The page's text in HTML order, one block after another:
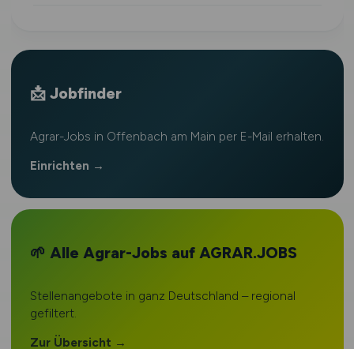
📩 Jobfinder
Agrar-Jobs in Offenbach am Main per E-Mail erhalten.
Einrichten →
🌱 Alle Agrar-Jobs auf AGRAR.JOBS
Stellenangebote in ganz Deutschland – regional
gefiltert.
Zur Übersicht →